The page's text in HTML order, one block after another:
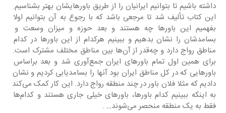
داشته باشیم تا بتوانیم ایرانیان را از طریق باورهایشان بهتر بشناسیم.
این کتاب تألیف شد تا مرجعی باشد که با رجوع به آن بتوانیم اولا
بفهمیم این باورها چه هستند و بعد حوزه و میزان وسعت و
بسامدشان را نشان بدهیم و ببینیم هرکدام از این باورها در کدام
مناطق رواج دارد و چه‌قدر از آن‌ها بین مناطق مختلف مشترک است.
برای همین اول تمام باورهای ایران جمع‌آوری شد و بعد براساس
باورهایی که در کل مناطق ایران بود آنها را بسامدیابی کردیم و نشان
دادیم که مثلا فلان باور در چند منطقه رواج دارد. این کار کمک می‌کند
به اینکه ببینیم کدام باورها، باورهای خیلی جاری هستند و کدام‌ها
فقط به یک منطقه منحصر می‌شوند… .